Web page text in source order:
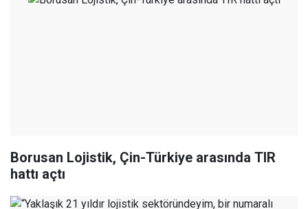
Borusan Lojistik, Çin-Türkiye arasında TIR
hattı açtı